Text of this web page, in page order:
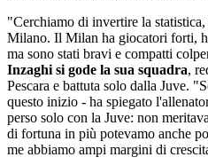
"Cerchiamo di invertire la
Milano. Il Milan ha giocatori forti,
ma sono stati bravi e compatti
Inzaghi si gode la sua squadra,
Pescara e battuta solo dalla Juve.
questo inizio - ha spiegato
perso solo con la Juve: non
di fortuna in più potevamo anche
me abbiamo ampi margini di